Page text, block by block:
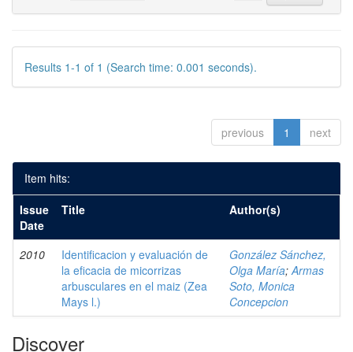
Results 1-1 of 1 (Search time: 0.001 seconds).
previous 1 next
Item hits:
Issue
Date
Title Author(s)
2010
Identificacion y evaluación de
la eficacia de micorrizas
arbusculares en el maiz (Zea
Mays l.)
González Sánchez,
Olga María;Armas
Soto, Monica
Concepcion
Discover